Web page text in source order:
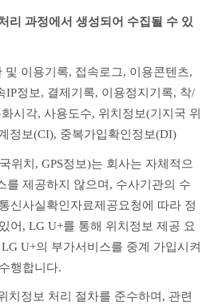
리 과정에서 생성되어 수집될 수 있
및 이용기록, 접속로그, 이용콘텐츠,
IP정보, 결제기록, 이용정지기록, 착/
시각, 사용도수, 위치정보(기지국 위
정보(CI), 중복가입확인정보(DI)
위치, GPS정보)는 회사는 자체적으
를 제공하지 않으며, 수사기관의 수
신사실확인자료제공요청에 따라 정
어, LG U+를 통해 위치정보 제공 요
U+의 부가서비스를 중계 가입시켜
행합니다.
치정보 처리 절차를 준수하며, 관련